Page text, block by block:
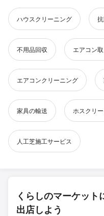
ハウスクリーニング
不用品回収 エアコン
エアコンクリーニング
家具の輸送 ホスクリ
人工芝施工サービス
くらしのマーケット
出店しよう